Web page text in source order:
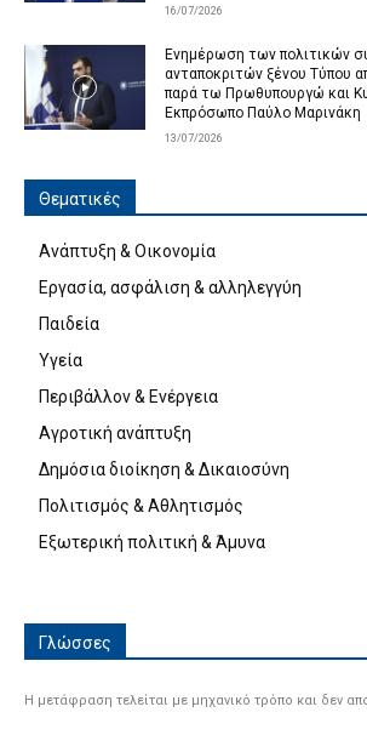
16/07/2026
Ενημέρωση των πολιτικών
ανταποκριτών ξένου Τύπου
παρά τω Πρωθυπουργώ και
Εκπρόσωπο Παύλο Μαρινάκη
13/07/2026
Θεματικές
Ανάπτυξη & Οικονομία
Εργασία, ασφάλιση & αλληλεγγύη
Παιδεία
Υγεία
Περιβάλλον & Ενέργεια
Αγροτική ανάπτυξη
Δημόσια διοίκηση & Δικαιοσύνη
Πολιτισμός & Αθλητισμός
Εξωτερική πολιτική & Άμυνα
Γλώσσες
Η μετάφραση τελείται με μηχανικό τρόπο και δεν